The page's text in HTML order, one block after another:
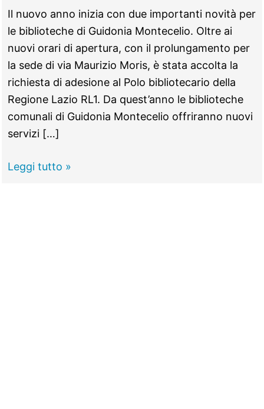
Il nuovo anno inizia con due importanti novità per
le biblioteche di Guidonia Montecelio. Oltre ai
nuovi orari di apertura, con il prolungamento per
la sede di via Maurizio Moris, è stata accolta la
richiesta di adesione al Polo bibliotecario della
Regione Lazio RL1. Da quest’anno le biblioteche
comunali di Guidonia Montecelio offriranno nuovi
servizi […]
GUIDONIA
Leggi tutto »